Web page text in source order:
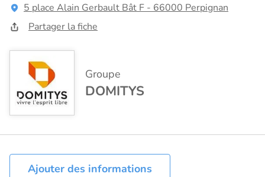
5 place Alain Gerbault Bât F - 66000 Perpignan
Partager la fiche
Groupe
DOMITYS
Ajouter des informations